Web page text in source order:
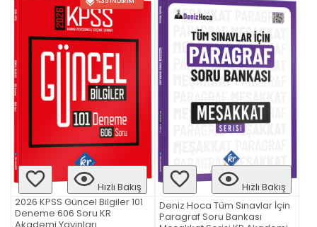
Hızlı Bakış
2026 KPSS Güncel Bilgiler 101
Deneme 606 Soru KR
Hızlı Bakış
Deniz Hoca Tüm Sınavlar İçin
Paragraf Soru Bankası